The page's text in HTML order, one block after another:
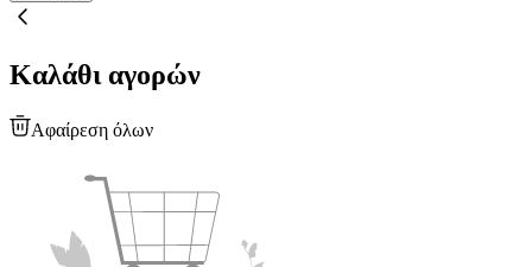
Καλάθι αγορών
Αφαίρεση όλων